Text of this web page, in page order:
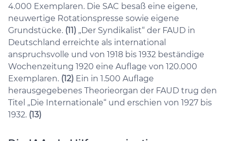
4.000 Exemplaren. Die SAC besaß eine eigene,
neuwertige Rotationspresse sowie eigene
Grundstücke. (11) „Der Syndikalist“ der FAUD in
Deutschland erreichte als international
anspruchsvolle und von 1918 bis 1932 beständige
Wochenzeitung 1920 eine Auflage von 120.000
Exemplaren. (12) Ein in 1.500 Auflage
herausgegebenes Theorieorgan der FAUD trug den
Titel „Die Internationale“ und erschien von 1927 bis
1932. (13)